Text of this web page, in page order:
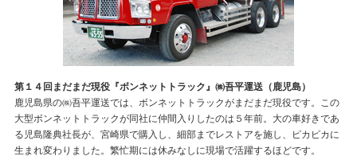
第１４回まだまだ現役『ボンネットトラック』㈱吾平運送（鹿児島）
鹿児島県の㈱吾平運送では、ボンネットトラックがまだまだ現役です。この
大型ボンネットトラックが同社に仲間入りしたのは５年前。大の車好きであ
る児島隆典社長が、宮崎県で購入し、細部までレストアを施し、ピカピカに
生まれ変わりました。繁忙期には休みなしに現場で活躍するほどです。